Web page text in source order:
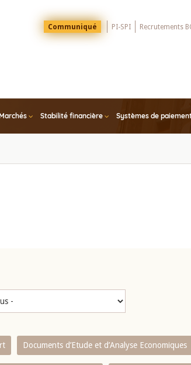
Menu
Top
Communiqué PI-SPI Recrutements
Marchés Stabilité financière Systèmes de
Documents d’Etude et d’Analyse Economiques